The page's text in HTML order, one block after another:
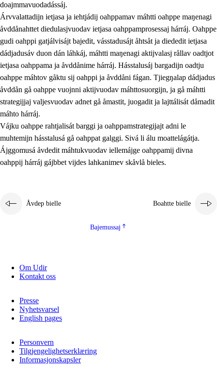
Prinsihpa oahppama, åvddånahttema ja ávddama hárráj
2.1 Sosiála oahppam ja åvddånibme
2.2 Máhtudahka fágáj hárráj
2.3 Vuodulasj tjehpudagá
Oahppat oahppat
Doaresfágalasj tiemá
doajmmavuodadássáj.
Árvvalattadijn ietjasa ja iehtjádij oahppamav máhtti oahppe maŋenagi
åvddånahttet diedulasjvuodav ietjasa oahppamprosessaj hárráj. Oahppe
gudi oahppi gatjálvisájt bajedit, vásstadusájt åhtsåt ja diededit ietjasa
dádjadusáv duon dán láhkáj, máhtti maŋenagi aktijvalasj rållav oadtjot
ietjasa oahppama ja åvddånime hárráj. Hásstalusáj bargadijn oadtju
oahppe máhtov gåktu sij oahppi ja åvddåni fágan. Tjiegŋalap dádjadus
åvddån gå oahppe vuojnni aktijvuodav máhttosuorgijn, ja gå máhtti
strategijjaj valjesvuodav adnet gå åmastit, juogadit ja lajttálisát dåmadit
máhto hárráj.
Vájku oahppe rahtjalisát barggi ja oahppamstrategijajt adni le
muhtemijn hásstalusá gå oahppat galggi. Sivá li álu moattelágátja.
Ájggomusá åvdedit máhtukvuodav iellemájge oahppamij divna
oahppij hárráj gájbbet vijdes lahkanimev skåvlå bieles.
Åvdep bielle Boahtte bielle
Bajemussaj
Om Udir
Kontakt oss
Presse
Nyhetsvarsel
English pages
Personvern
Tilgjengelighetserklæring
Informasjonskapsler